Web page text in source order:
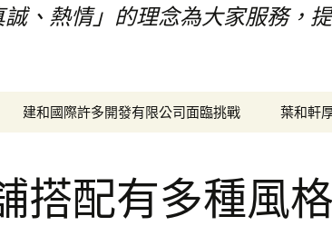
、熱情」的理念為大家服務，
建和國際許多開發有限公司面臨挑戰 葉和軒
搭配有多種風